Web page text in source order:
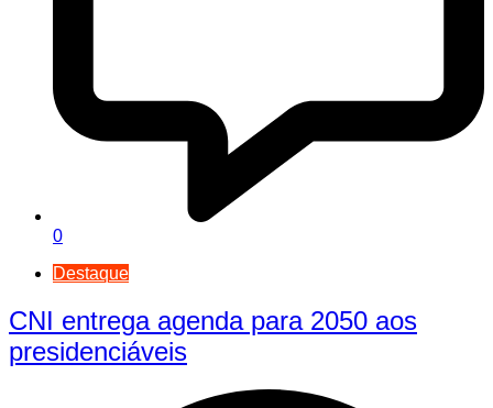
0
Destaque
CNI entrega agenda para 2050 aos
presidenciáveis